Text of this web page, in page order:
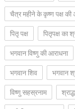
चैत्र महीने के कृष्ण पक्ष की
पितृ पक्ष
पितृपक्ष का
भगवान विष्णु की आराधना
भगवान शिव
भगवान
विष्णु सहस्रनाम
श्राद्ध